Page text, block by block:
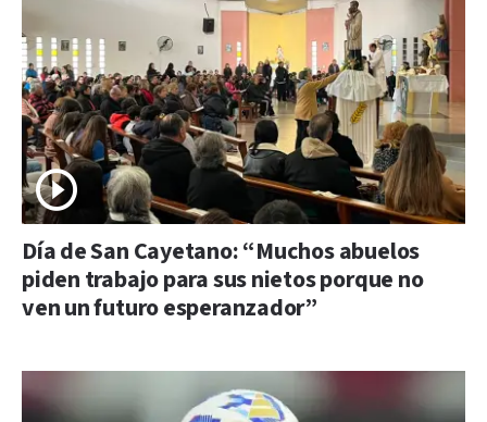
Día de San Cayetano: “Muchos abuelos
piden trabajo para sus nietos porque no
ven un futuro esperanzador”